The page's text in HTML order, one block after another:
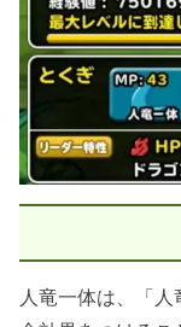
人竜一体は、「